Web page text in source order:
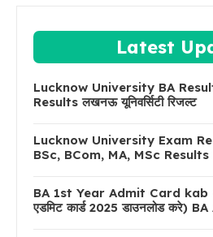
Latest
Lucknow University BA
Results लखनऊ यूनिवर्सिटी रिजल्ट
Lucknow University Exam
BSc, BCom, MA, MSc
BA 1st Year Admit Card kab
एडमिट कार्ड 2025 डाउनलोड करे)